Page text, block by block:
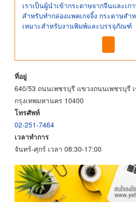
เราเป็นผู้นำเข้ากระดาษจากจีนและเก
สำหรับทำกล่องแพคเกจจิ้ง กระดาษสำ
เหมาะสำหรับงานพิมพ์และบรรจุภัณฑ์
ที่อยู่
640/53 ถนนเพชรบุรี แขวงถนนเพชรบุรี
กรุงเทพมหานคร 10400
โทรศัพท์
02-251-7464
เวลาทำการ
จันทร์-ศุกร์ เวลา 08:30-17:00